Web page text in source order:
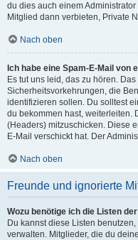
du dies auch einem
Mitglied dann verbieten, Private
Nach oben
Ich habe eine Spam-E-Mail von
Es tut uns leid, das zu hören.
Sicherheitsvorkehrungen, die
identifizieren sollen. Du solltest
du bekommen hast, weiterleiten.
(Headers) mitzuschicken. Diese
E-Mail verschickt hat. Der
Nach oben
Freunde und ignorierte
Wozu benötige ich die Listen
Du kannst diese Listen
verwalten. Mitglieder, die du